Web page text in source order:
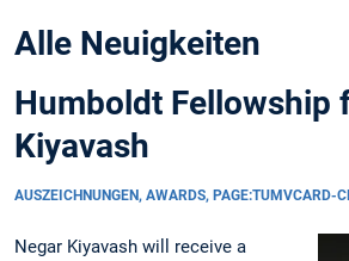
Alle Neuigkeiten
Humboldt Fellowship
Kiyavash
AUSZEICHNUNGEN, AWARDS, PAGE:TUMVCARD-
Negar Kiyavash will receive a